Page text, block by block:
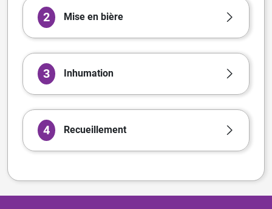
2 Mise en bière
3 Inhumation
4 Recueillement